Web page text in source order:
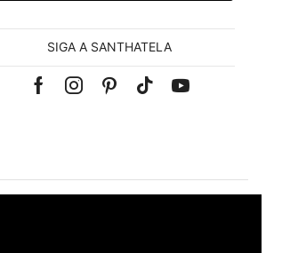
SIGA A SANTHATELA
FacebookInstagramPinterest
Tik-Youtube